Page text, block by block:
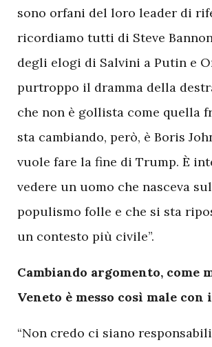
sono orfani del loro leader di
ricordiamo tutti di Steve
degli elogi di Salvini a Putin e
purtroppo il dramma della
che non è gollista come quella
sta cambiando, però, è Boris
vuole fare la fine di Trump. È
vedere un uomo che nasceva
populismo folle e che si sta
un contesto più civile”.
Cambiando argomento, come
Veneto è messo così male con
“Non credo ci siano